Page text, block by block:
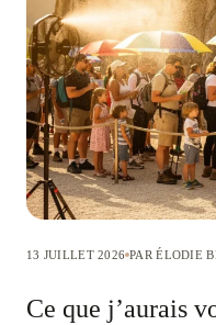
13 JUILLET 2026 PAR ÉLODIE
Ce que j’aurais